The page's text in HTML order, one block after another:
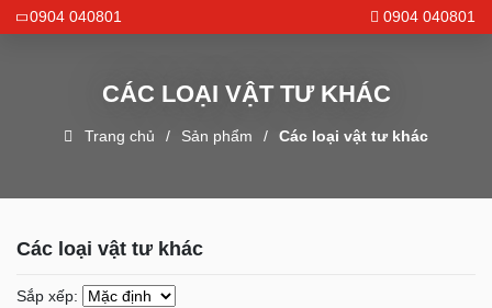
0904 040801 0904 040801
CÁC LOẠI VẬT TƯ KHÁC
Trang chủ Sản phẩm Các loại vật tư khác
Các loại vật tư khác
Sắp xếp: